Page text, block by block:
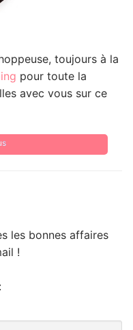
toujours à la
pour toute la
avec vous sur ce
les bonnes affaires
!